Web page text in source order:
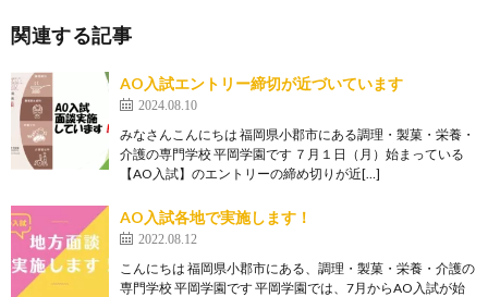
関連する記事
AO入試エントリー締切が近づいています
2024.08.10
みなさんこんにちは 福岡県小郡市にある調理・製菓・栄養・
介護の専門学校 平岡学園です ７月１日（月）始まっている
【AO入試】のエントリーの締め切りが近[…]
AO入試各地で実施します！
2022.08.12
こんにちは 福岡県小郡市にある、調理・製菓・栄養・介護の
専門学校 平岡学園です 平岡学園では、7月からAO入試が始